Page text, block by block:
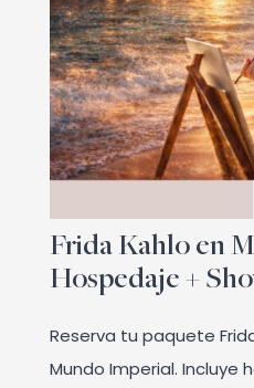
Frida Kahlo en
Hospedaje +
Reserva tu paquete
Mundo Imperial. Incluye